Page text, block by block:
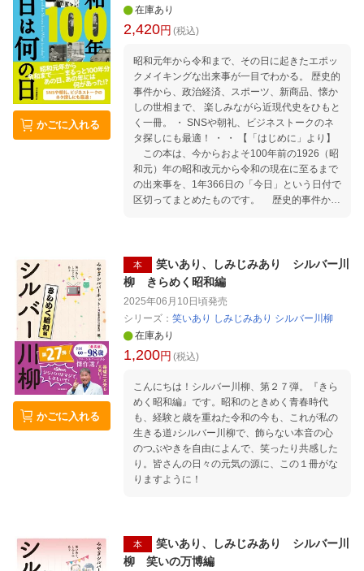
自由に塗るタイプの塗り絵もありますが、河出
書房新社「大人の塗り絵」シリーズは、カラー
部、付いていない商品もございます）。 . 原画
があるので初心者の方は取りかかりやすく、ま
たアレンジした作品に仕上げる時も色づかいの
参考になります。 . 「絵心がないから……」
「不器用だから……」と尻込みしている方にこ
そ、「大人の塗り絵」はおすすめです。 塗り絵
はやり方とコツさえ分かれば、誰でも上手に、
素敵な作品ができあがります。
かごに入れる
在庫あり
2,420円 (税込)
昭和元年から令和まで、その日に起きたエポッ
クメイキングな出来事が一目でわかる。 歴史的
事件から、政治経済、スポーツ、新商品、懐か
しの世相まで、 楽しみながら近現代史をひもと
く一冊。 ・ SNSや朝礼、ビジネストークのネ
タ探しにも最適！ ・ ・ 【「はじめに」より】
この本は、今からおよそ100年前の1926（昭
和元）年の昭和改元から令和の現在に至るまで
の出来事を、1年366日の「今日」という日付で
区切ってまとめたものです。 歴史的事件か
るようピックアップしました。 「100年」と
いうのは、おおよそ親・子・孫3世代にわたっ
の時代にこんなことがあったのか？とか、子
（孫）が夢中になっていたのはこれか、という
ような読み解き方ができることでしょう。 （中
略） 私たちの暮らしに一番身近な「今日」い
んだりすることを楽しんでいただければと思い
ます。
かごに入れる
本
笑いあり、しみじみあり シルバー川
柳 きらめく昭和編
2025年06月10日頃発売
シリーズ： 笑いあり しみじみあり シルバー川柳
在庫あり
1,200円 (税込)
こんにちは！シルバー川柳、第２７弾。『きら
めく昭和編』です。昭和のときめく青春時代
も、経験と歳を重ねた令和の今も、これが私の
生きる道♪シルバー川柳で、飾らない本音の心
のつぶやきを自由によんで、笑ったり共感した
り。皆さんの日々の元気の源に、この１冊がな
りますように！
本
笑いあり、しみじみあり シルバー川
柳 笑いの万博編